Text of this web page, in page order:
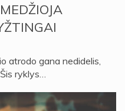
atrodo gana nedidelis,
ryklys…